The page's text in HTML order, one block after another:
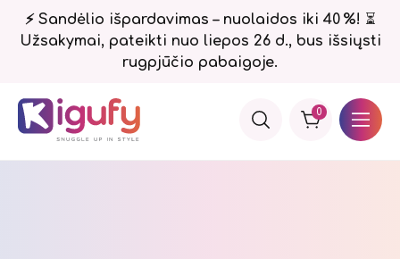
⚡ Sandėlio išpardavimas – nuolaidos iki 40 %! ⏳
Užsakymai, pateikti nuo liepos 26 d., bus išsiųsti
rugpjūčio pabaigoje.
0